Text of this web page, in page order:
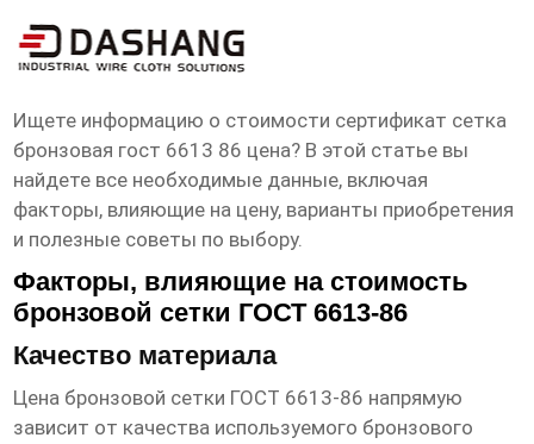
сертификат сетка бронзовая гост 6613
86 цена
Ищете информацию о стоимости сертификат сетка
бронзовая гост 6613 86 цена? В этой статье вы
найдете все необходимые данные, включая
факторы, влияющие на цену, варианты приобретения
и полезные советы по выбору.
Факторы, влияющие на стоимость
бронзовой сетки ГОСТ 6613-86
Качество материала
Цена бронзовой сетки ГОСТ 6613-86 напрямую
зависит от качества используемого бронзового